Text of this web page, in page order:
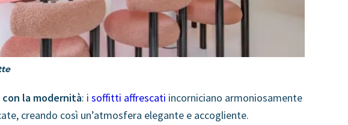
la modernità: i soffitti affrescati incorniciano armoniosamente
creando così un’atmosfera elegante e accogliente.